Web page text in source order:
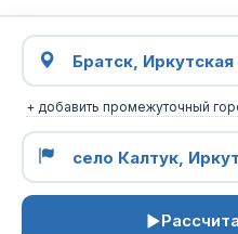
+ добавить промежуточный